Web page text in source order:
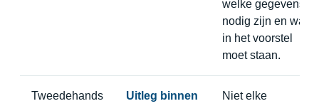
welke gegevens
nodig zijn en wat
in het voorstel
moet staan.
Tweedehands
Uitleg binnen
Niet elke